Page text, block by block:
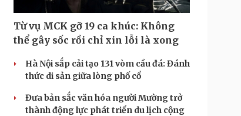
Từ vụ MCK gỡ 19 ca khúc: Không
thể gây sốc rồi chỉ xin lỗi là xong
Hà Nội sắp cải tạo 131 vòm cầu đá: Đánh
thức di sản giữa lòng phố cổ
Đưa bản sắc văn hóa người Mường trở
thành động lực phát triển du lịch cộng